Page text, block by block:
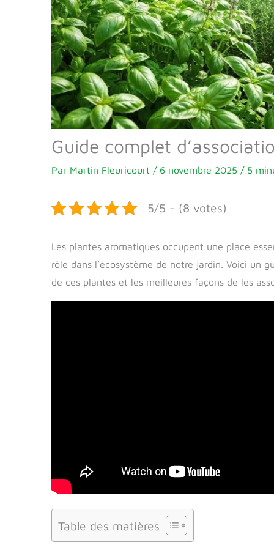
Guide complet
Par Martin Fleuricourt / 6 novembre 2025 / 5
5/5 - (8 votes)
Les plantes aromatiques occupent une place
rôle dans l’écosystème de notre jardin. Voici un
de ces plantes et les meilleures façons de les
Table des matières